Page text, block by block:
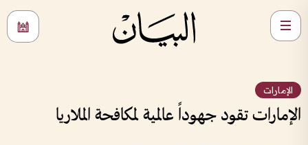
الإمارات
الإمارات تقود جهوداً عالمية لمكافحة الملاريا